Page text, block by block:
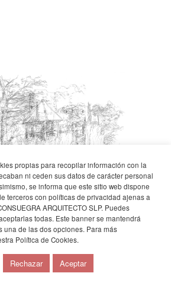
← imagen1-100 → ▎▎
España
1987
propias para recopilar información con la
ni ceden sus datos de carácter personal
se informa que este sitio web dispone
terceros con políticas de privacidad ajenas a
ARQUITECTO SLP. Puedes
todas. Este banner se mantendrá
una de las dos opciones. Para más
Política de Cookies.
Rechazar Aceptar